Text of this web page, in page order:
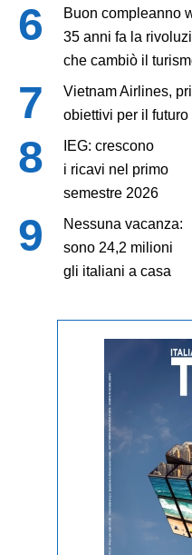
Buon compleanno
35 anni fa la
che cambiò il
Vietnam Airlines,
obiettivi per il futuro
IEG: crescono
i ricavi nel primo
semestre 2026
Nessuna vacanza:
sono 24,2 milioni
gli italiani a casa